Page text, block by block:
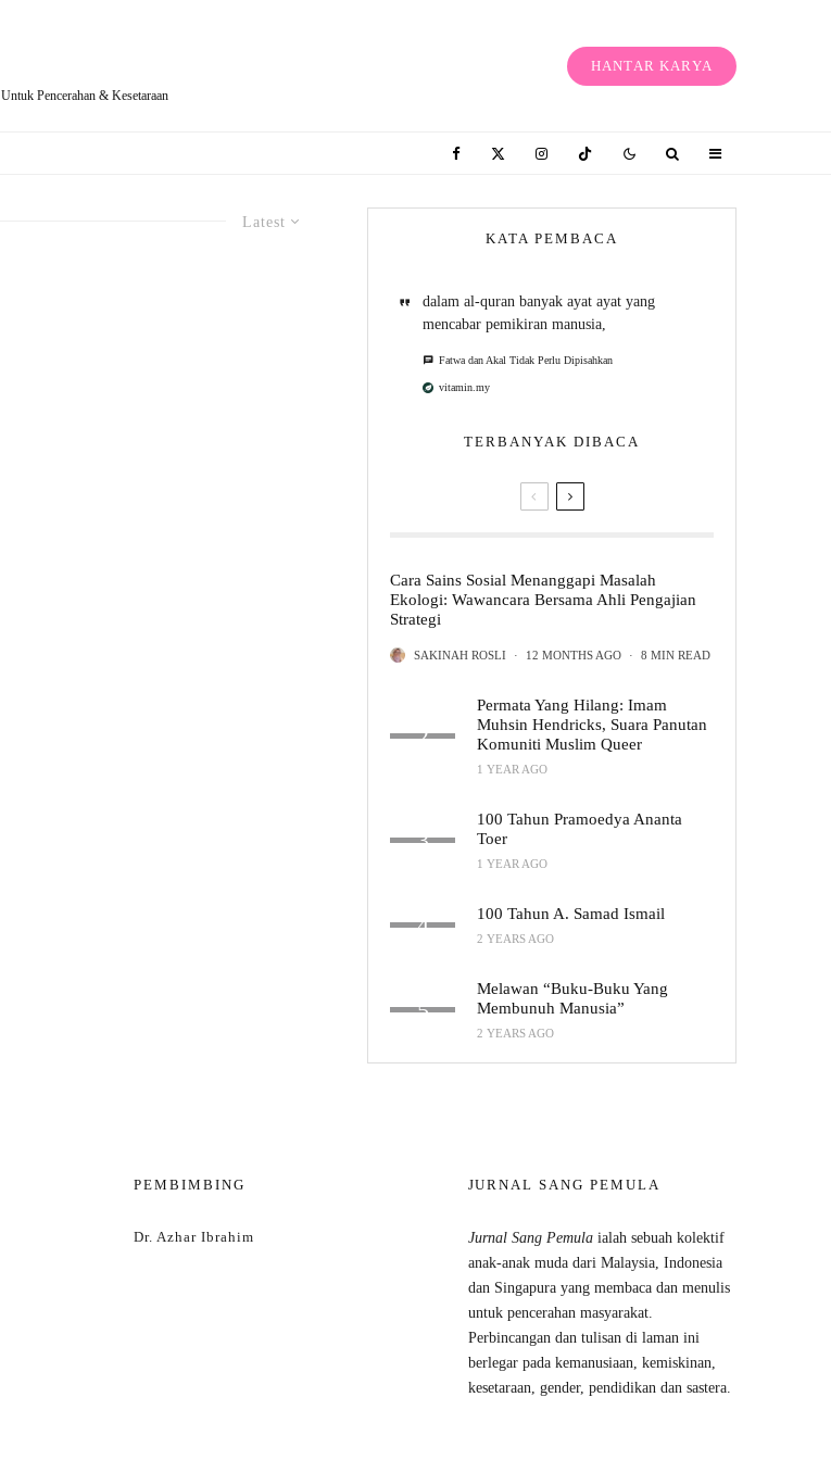
Untuk Pencerahan & Kesetaraan
HANTAR KARYA
Latest
KATA PEMBACA
dalam al-quran banyak ayat ayat yang
mencabar pemikiran manusia,
Fatwa dan Akal Tidak Perlu Dipisahkan
vitamin.my
TERBANYAK DIBACA
Cara Sains Sosial Menanggapi Masalah
Ekologi: Wawancara Bersama Ahli Pengajian
Strategi
SAKINAH ROSLI · 12 MONTHS AGO · 8 MIN READ
Permata Yang Hilang: Imam
Muhsin Hendricks, Suara Panutan
Komuniti Muslim Queer
1 YEAR AGO
100 Tahun Pramoedya Ananta
Toer
1 YEAR AGO
100 Tahun A. Samad Ismail
2 YEARS AGO
Melawan “Buku-Buku Yang
Membunuh Manusia”
2 YEARS AGO
PEMBIMBING
Dr. Azhar Ibrahim
JURNAL SANG PEMULA
Jurnal Sang Pemulaialah sebuah kolektif
anak-anak muda dari Malaysia, Indonesia
dan Singapura yang membaca dan menulis
untuk pencerahan masyarakat.
Perbincangan dan tulisan di laman ini
berlegar pada kemanusiaan, kemiskinan,
kesetaraan, gender, pendidikan dan sastera.